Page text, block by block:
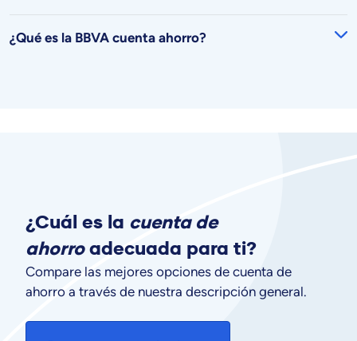
¿Qué es la BBVA cuenta ahorro?
¿Cuál es la cuenta de
ahorroadecuada para ti?
Compare las mejores opciones de cuenta de
ahorro a través de nuestra descripción general.